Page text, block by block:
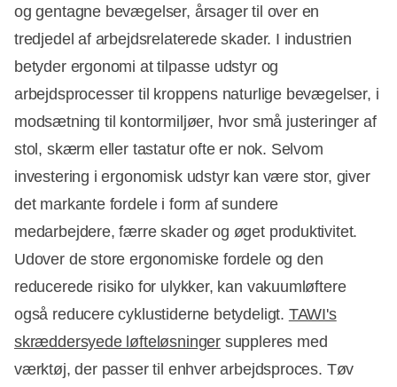
og gentagne bevægelser, årsager til over en
tredjedel af arbejdsrelaterede skader. I industrien
betyder ergonomi at tilpasse udstyr og
arbejdsprocesser til kroppens naturlige bevægelser, i
modsætning til kontormiljøer, hvor små justeringer af
stol, skærm eller tastatur ofte er nok. Selvom
investering i ergonomisk udstyr kan være stor, giver
det markante fordele i form af sundere
medarbejdere, færre skader og øget produktivitet.
Udover de store ergonomiske fordele og den
reducerede risiko for ulykker, kan vakuumløftere
også reducere cyklustiderne betydeligt. TAWI's
skræddersyede løfteløsningersuppleres med
værktøj, der passer til enhver arbejdsproces. Tøv